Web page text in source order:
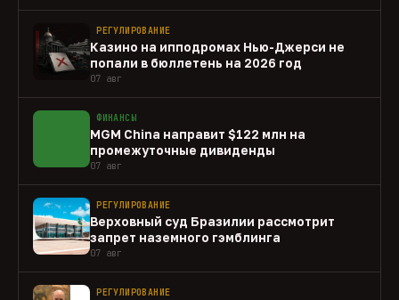
РЕГУЛИРОВАНИЕ
Казино на ипподромах Нью-Джерси не
попали в бюллетень на 2026 год
07 авг
ФИНАНСЫ
MGM China направит $122 млн на
промежуточные дивиденды
07 авг
РЕГУЛИРОВАНИЕ
Верховный суд Бразилии рассмотрит
запрет наземного гэмблинга
07 авг
РЕГУЛИРОВАНИЕ